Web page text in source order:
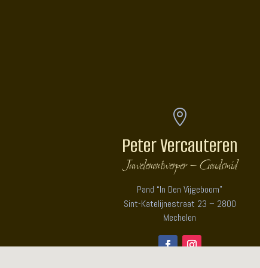

Peter Vercauteren
Juwelenontwerper – Goudsmid
Pand “In Den Vijgeboom”
Sint-Katelijnestraat 23 – 2800
Mechelen